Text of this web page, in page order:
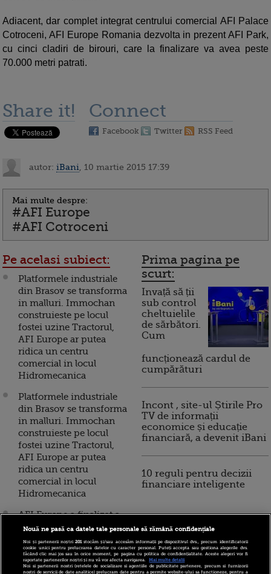
Adiacent, dar complet integrat centrului comercial AFI Palace
Cotroceni, AFI Europe Romania dezvolta in prezent AFI Park,
cu cinci cladiri de birouri, care la finalizare va avea peste
70.000 metri patrati.
Share it! Connect
Facebook Twitter RSS Feed
autor: iBani , 10 martie 2015 17:39
Mai multe despre:
#AFI Europe
#AFI Cotroceni
Pe acelasi subiect:
Platformele industriale
din Brasov se transforma
in malluri. Immochan
construieste pe locul
fostei uzine Tractorul,
AFI Europe ar putea
ridica un centru
comercial in locul
Hidromecanica
Platformele industriale
din Brasov se transforma
in malluri. Immochan
construieste pe locul
fostei uzine Tractorul,
AFI Europe ar putea
ridica un centru
comercial in locul
Hidromecanica
AFI Europe a finalizat a
treia cladire de birouri
din complexul AFI Park,
dupa o investitie de 20
mil. euro
Prima pagina pe
scurt:
Invață să ții
sub control
cheltuielile
de sărbători.
Cum
funcționează cardul de
cumpărături
Incont , site-ul Știrile Pro
TV de informații
economice și educație
financiară, a devenit iBani
10 reguli pentru decizii
financiare inteligente
Nouă ne pasă ca datele tale personale să rămână confidențiale
Noi și partenerii noștri201stocăm și/sau accesăm informații pe dispozitivul dvs., precum identificatorii
cookie unici pentru prelucrarea datelor cu caracter personal. Puteți accepta sau gestiona alegerile dvs.
făcând clic mai jos sau în orice moment, pe pagina cu politica de confidențialitate. Aceste alegeri vor fi
raportate partenerilor noștri și nu vă vor afecta navigarea.
Mai multe detalii
Noi si partenerii nostri (retelele de socializare si agentiile de publicitate partenere, precum si furnizorii
nostri de servicii de date analitice) prelucram date pentru a permite website-ului sa functioneze, pentru a